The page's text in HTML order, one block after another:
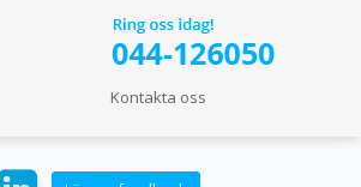
Kontakta oss